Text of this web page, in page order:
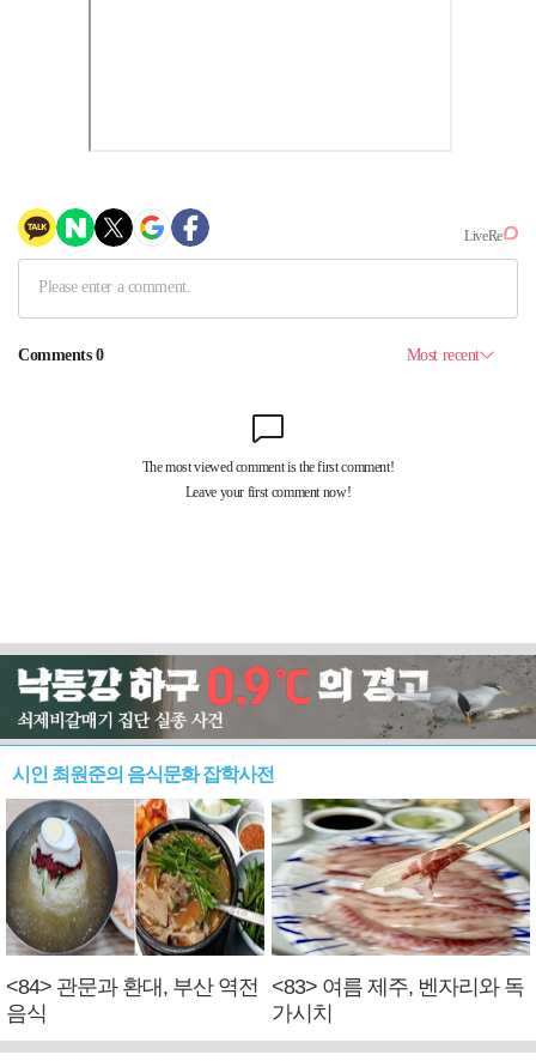
시인 최원준의 음식문화 잡학사전
<84> 관문과 환대, 부산 역전
음식
<83> 여름 제주, 벤자리와 독
가시치